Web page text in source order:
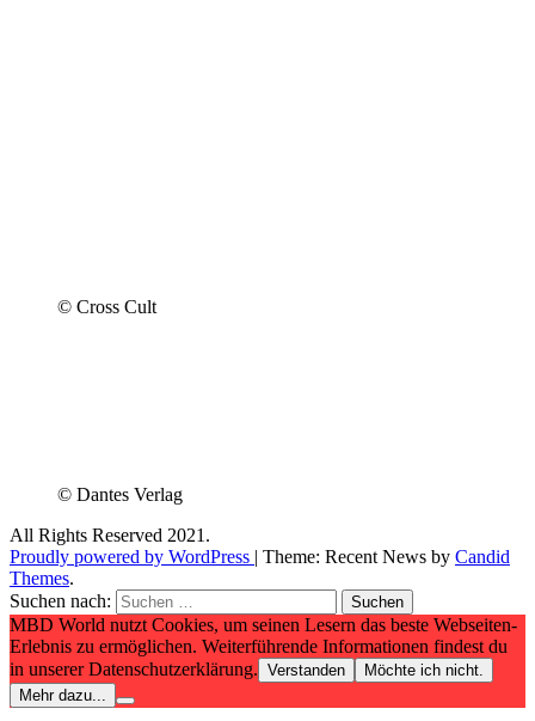
© Cross Cult
© Dantes Verlag
All Rights Reserved 2021.
Proudly powered by WordPress | Theme: Recent News by Candid
Themes.
Suchen nach:
MBD World nutzt Cookies, um seinen Lesern das beste Webseiten-
Erlebnis zu ermöglichen. Weiterführende Informationen findest du
in unserer Datenschutzerklärung. Verstanden
Möchte ich nicht.
Mehr dazu...